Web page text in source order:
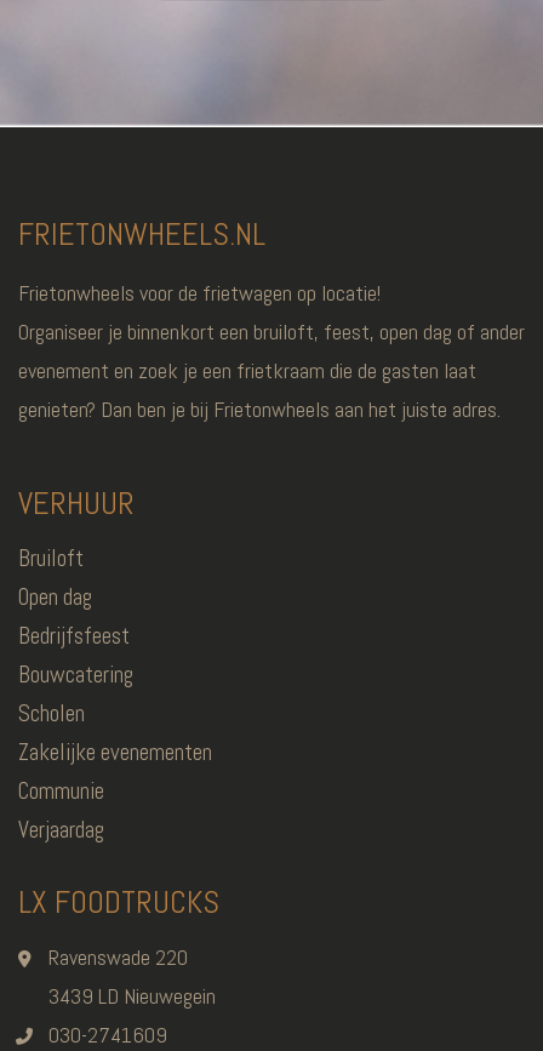
FRIETONWHEELS.NL
Frietonwheels voor de frietwagen op locatie!
Organiseer je binnenkort een bruiloft, feest, open dag of ander
evenement en zoek je een frietkraam die de gasten laat
genieten? Dan ben je bij Frietonwheels aan het juiste adres.
VERHUUR
Bruiloft
Open dag
Bedrijfsfeest
Bouwcatering
Scholen
Zakelijke evenementen
Communie
Verjaardag
LX FOODTRUCKS
Ravenswade 220
3439 LD Nieuwegein
030-2741609